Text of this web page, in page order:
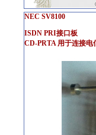
NEC SV8100
ISDN PRI接口板
CD-PRTA 用于连接电